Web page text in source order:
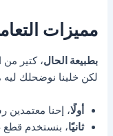
مميزات
بطبيعة الحال، كتير من
لكن خلينا نوضحلك ليه
أولًا، إحنا
ثانيًا، بنستخدم قطع